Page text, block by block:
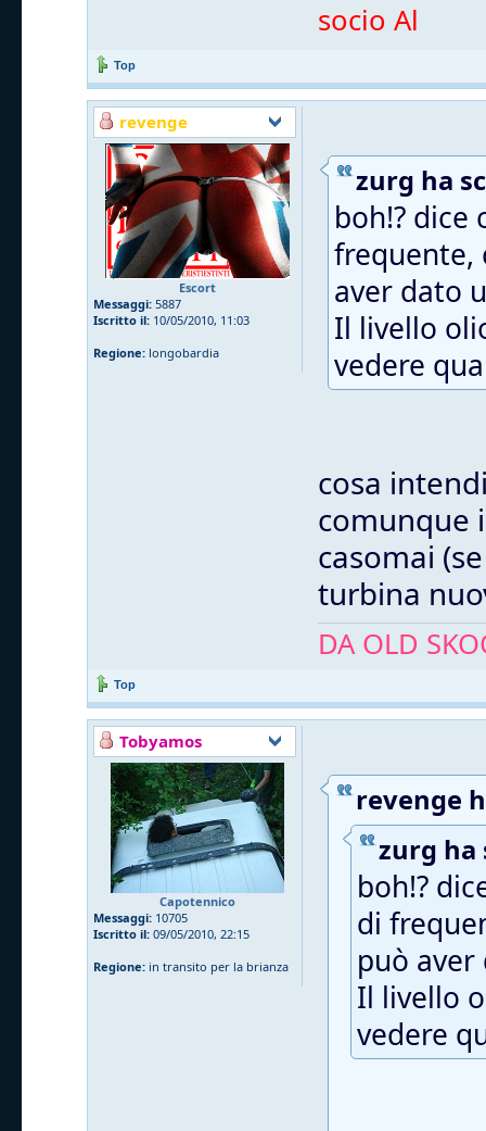
socio Al
Top
revenge
Escort
Messaggi: 5887
Iscritto il: 10/05/2010, 11:03
Regione: longobardia
zurg ha
boh!? dice
frequente,
aver dato
Il livello
vedere
cosa
comunque
casomai
turbina
DA OLD
Top
Tobyamos
Capotennico
Messaggi: 10705
Iscritto il: 09/05/2010, 22:15
Regione: in transito per la brianza
revenge
zurg
boh!?
di
può
Il livello
vedere